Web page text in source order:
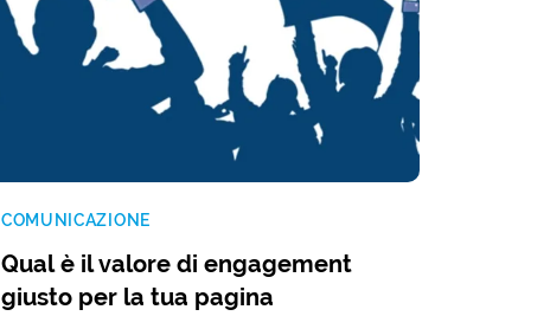
COMUNICAZIONE
Qual è il valore di engagement
giusto per la tua pagina